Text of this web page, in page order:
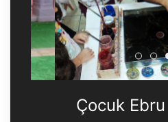
Çocuk